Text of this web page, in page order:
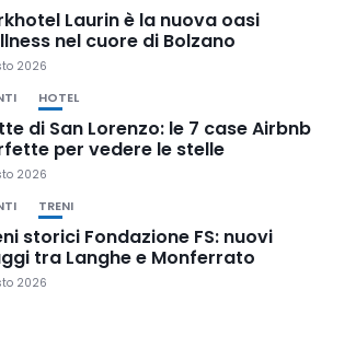
Laurin è la nuova oasi
nel cuore di Bolzano
2026
HOTEL
di San Lorenzo: le 7 case Airbnb
per vedere le stelle
2026
TRENI
storici Fondazione FS: nuovi
tra Langhe e Monferrato
2026